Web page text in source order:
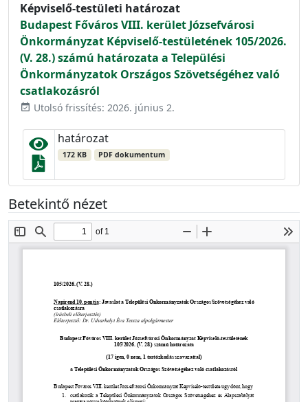
Képviselő-testületi határozat
Budapest Főváros VIII. kerület Józsefvárosi
Önkormányzat Képviselő-testületének 105/2026.
(V. 28.) számú határozata a Települési
Önkormányzatok Országos Szövetségéhez való
csatlakozásról
event_available Utolsó frissítés: 2026. június 2.
határozat
172 KB PDF dokumentum
Betekintő nézet